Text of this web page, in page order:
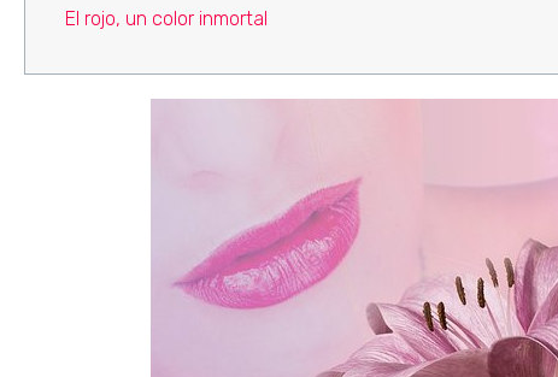
El rojo, un color inmortal